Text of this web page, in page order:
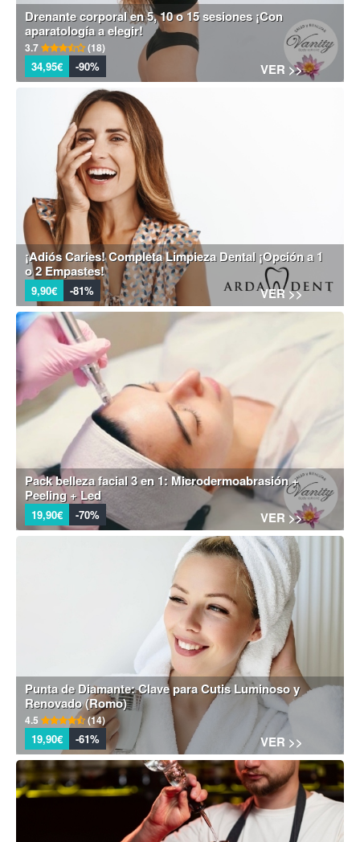
Drenante corporal en 5, 10 o 15 sesiones ¡Con
aparatología a elegir!
3.7 (18)
34,95€ -90% VER >>
¡Adiós Caries! Completa Limpieza Dental ¡Opción a 1
o 2 Empastes!
9,90€ -81% VER >>
Pack belleza facial 3 en 1: Microdermoabrasión +
Peeling + Led
19,90€ -70% VER >>
Punta de Diamante: Clave para Cutis Luminoso y
Renovado (Romo)
4.5 (14)
19,90€ -61% VER >>